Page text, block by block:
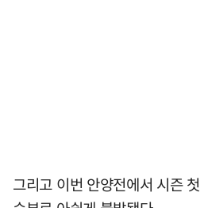
그리고 이번 안양전에서 시즌